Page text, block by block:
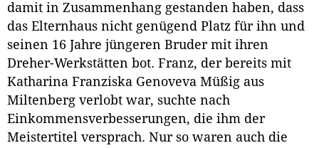
damit in Zusammenhang gestanden haben, dass
das Elternhaus nicht genügend Platz für ihn und
seinen 16 Jahre jüngeren Bruder mit ihren
Dreher-Werkstätten bot. Franz, der bereits mit
Katharina Franziska Genoveva Müßig aus
Miltenberg verlobt war, suchte nach
Einkommensverbesserungen, die ihm der
Meistertitel versprach. Nur so waren auch die